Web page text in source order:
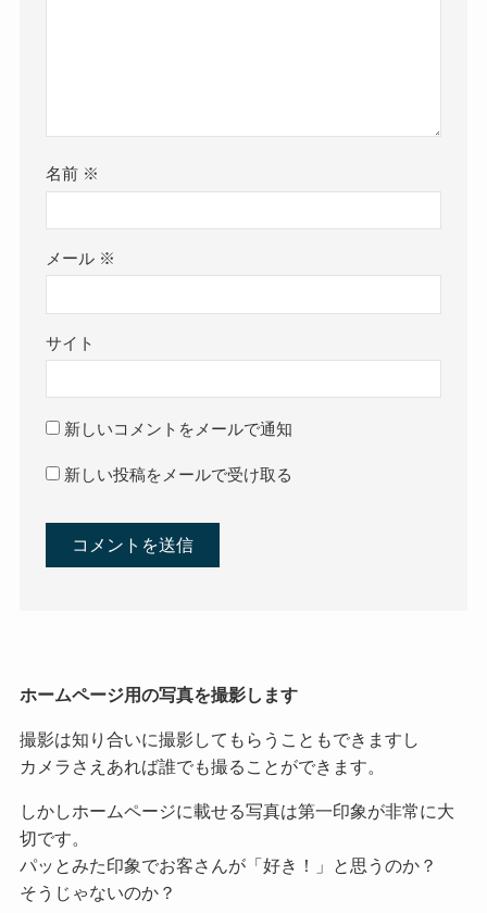
名前 ※
メール ※
サイト
新しいコメントをメールで通知
新しい投稿をメールで受け取る
ホームページ用の写真を撮影します
撮影は知り合いに撮影してもらうこともできますし
カメラさえあれば誰でも撮ることができます。
しかしホームページに載せる写真は第一印象が非常に大
切です。
パッとみた印象でお客さんが「好き！」と思うのか？
そうじゃないのか？